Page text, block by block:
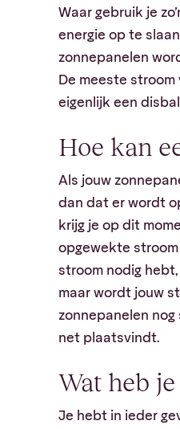
Waar gebruik je
energie op te
zonnepanelen
De meeste
eigenlijk een
Hoe kan
Als jouw
dan dat er wordt
krijg je op dit
opgewekte
stroom nodig
maar wordt jouw
zonnepanelen
net plaatsvindt.
Wat heb
Je hebt in ieder